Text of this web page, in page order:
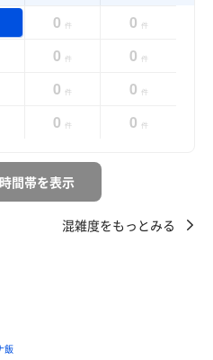
0 件 0 件
0 件 0 件
0 件 0 件
0 件 0 件
間帯を表示
混雑度をもっとみる
飯